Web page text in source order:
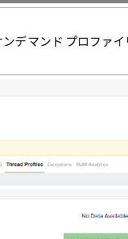
デマンド プロファ